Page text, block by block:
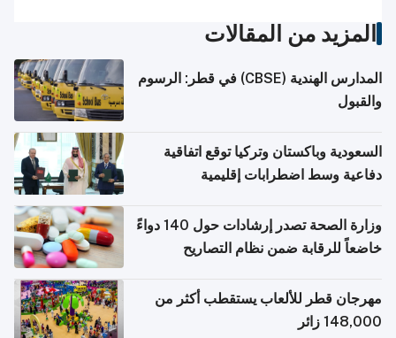
المزيد من المقالات
المدارس الهندية (CBSE) في قطر: الرسوم
والقبول
السعودية وباكستان وتركيا توقع اتفاقية
دفاعية وسط اضطرابات إقليمية
وزارة الصحة تصدر إرشادات حول 140 دواءً
خاضعاً للرقابة ضمن نظام التصاريح
مهرجان قطر للألعاب يستقطب أكثر من
148,000 زائر